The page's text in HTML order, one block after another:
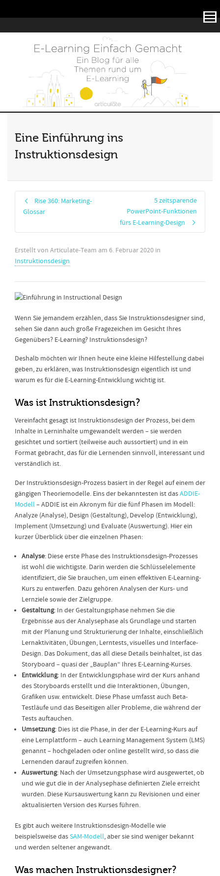
Eine Einführung ins
Instruktionsdesign
Rise 360: Marketing-
Glossar
5 zeitsparende
PowerPoint-Funktionen
fürs E-Learning-Design
Erstellt von Articulate-Team am 6. Februar 2020 in
Instruktionsdesign
Wenn Sie jemandem erzählen, dass Sie Instruktionsdesigner sind,
sehen Sie dann auch große Fragezeichen im Gesicht Ihres
Gegenübers? E-Learning? Instruktionsdesign?
Deshalb möchten wir Ihnen heute eine kleine Hilfestellung dabei
geben, zu erklären, was Instruktionsdesign eigentlich ist und
warum es für die E-Learning-Entwicklung wichtig ist.
Was ist Instruktionsdesign?
Vereinfacht gesagt ist Instruktionsdesign der Prozess, bei dem
Inhalte in Lerninhalte umgewandelt werden – sie werden
gesichtet und sortiert (teilweise auch aussortiert) und in ein
Format gebracht, das für die Lernenden sinnvoll, interessant und
verständlich ist.
Der Instruktionsdesign-Prozess basiert in der Regel auf einem der
gängigen Theoriemodelle. Eins der bekanntesten ist dasADDIE-
Modell – ADDIE ist ein Akronym für die fünf Phasen im Modell:
Analyze (Analyse), Design (Gestaltung), Develop (Entwicklung),
Implement (Umsetzung) und Evaluate (Auswertung). Hier ein
kurzer Überblick über die einzelnen Phasen:
Analyse: Diese erste Phase des Instruktionsdesign-Prozesses
ist wohl die wichtigste. Darin werden die Schlüsselelemente
identifiziert, die Sie brauchen, um einen effektiven E-Learning-
Kurs zu entwerfen. Dazu gehören Analysen der Kurs- und
Lernziele sowie der Zielgruppe.
Gestaltung: In der Gestaltungsphase nehmen Sie die
Ergebnisse aus der Analysephase als Grundlage und starten
mit der Planung und Strukturierung der Inhalte, einschließlich
Lernaktivitäten, Übungen, Lerntests, visuelles und Interface-
Design. Das Dokument, das all diese Details beinhaltet, ist das
Storyboard – quasi der „Bauplan“ Ihres E-Learning-Kurses.
Entwicklung: In der Entwicklungsphase wird der Kurs anhand
des Storyboards erstellt und die Interaktionen, Übungen,
Grafiken usw. entwickelt. Diese Phase umfasst auch Beta-
Testläufe und das Beseitigen aller Probleme, die während der
Tests auftauchen.
Umsetzung: Dies ist die Phase, in der der E-Learning-Kurs auf
eine Lernplattform – auch Learning Management System (LMS)
genannt – hochgeladen oder online gestellt wird, so dass die
Lernenden darauf zugreifen können.
Auswertung: Nach der Umsetzungsphase wird ausgewertet, ob
und wie gut die in der Analysephase definierten Ziele erreicht
wurden. Diese Kursauswertung kann zu Revisionen und einer
aktualisierten Version des Kurses führen.
Es gibt auch weitere Instruktionsdesign-Modelle wie
beispielsweise dasSAM-Modell, aber sie sind weniger bekannt
und werden seltener angewandt.
Was machen Instruktionsdesigner?